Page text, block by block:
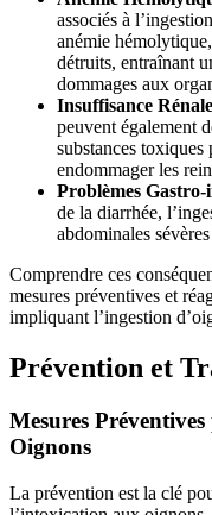
associés à
anémie
détruits, entraînant
dommages aux
Insuffisance
peuvent également
substances toxiques
endommager les
Problèmes
de la diarrhée,
abdominales
Comprendre ces
mesures préventives et
impliquant l’ingestion
Prévention et
Mesures
Oignons
La prévention est la clé